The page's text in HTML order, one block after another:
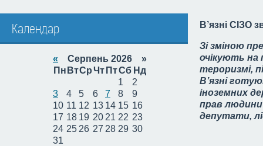
Календар
« Серпень 2026 »
Пн ВтСрЧт ПтСб Нд
1
2
3
4 5 6 7 8
9
10 11 12 13 14 15 16
17 18 19 20 21 22 23
24 25 26 27 28 29 30
31
В’язні СІЗО
Зі зміною
очікують на
тероризмі,
В’язні
іноземних
прав людини
депутати,